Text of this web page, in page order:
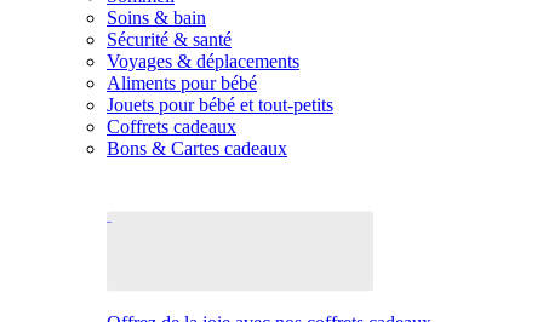
Soins & bain
Sécurité & santé
Voyages & déplacements
Aliments pour bébé
Jouets pour bébé et tout-petits
Coffrets cadeaux
Bons & Cartes cadeaux